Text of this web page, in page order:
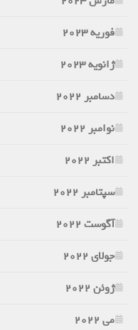
فوریه 2023
ژانویه 2023
دسامبر 2022
نوامبر 2022
اکتبر 2022
سپتامبر 2022
آگوست 2022
جولای 2022
ژوئن 2022
می 2022